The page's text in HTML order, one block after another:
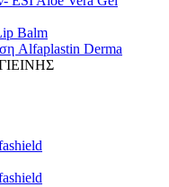
Balm
Alfaplastin Derma